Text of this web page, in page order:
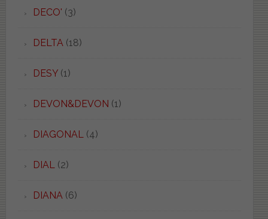
DECO' (3)
DELTA(18)
DESY(1)
DEVON&DEVON (1)
DIAGONAL(4)
DIAL(2)
DIANA(6)